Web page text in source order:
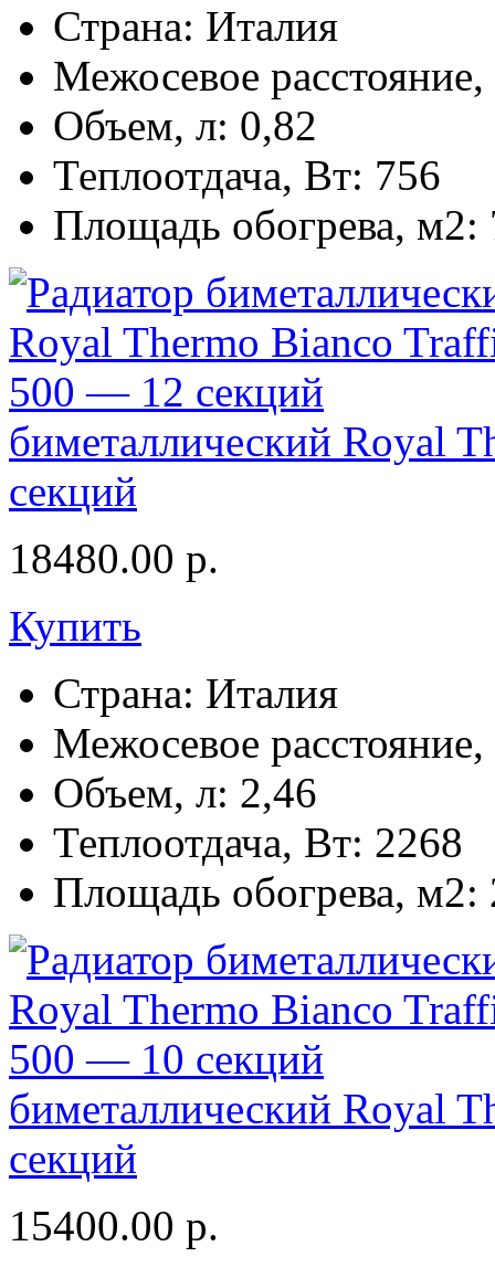
Страна: Италия
Межосевое
Объем, л: 0,82
Теплоотдача, Вт: 756
Площадь обогрева, м2:
биметаллический Royal
секций
18480.00 р.
Купить
Страна: Италия
Межосевое
Объем, л: 2,46
Теплоотдача, Вт: 2268
Площадь обогрева, м2:
биметаллический Royal
секций
15400.00 р.